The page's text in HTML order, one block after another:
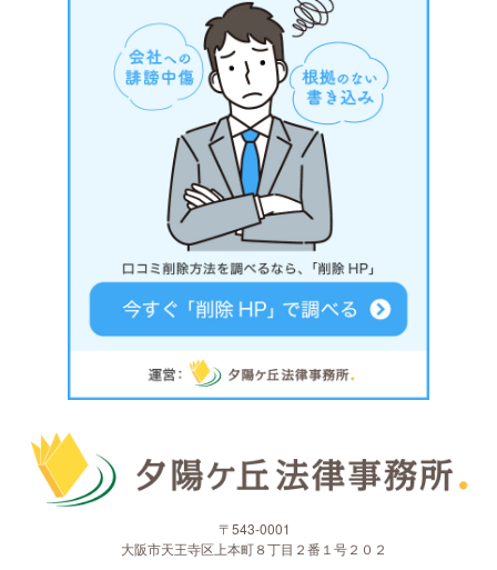
〒543-0001
大阪市天王寺区上本町８丁目２番１号２０２